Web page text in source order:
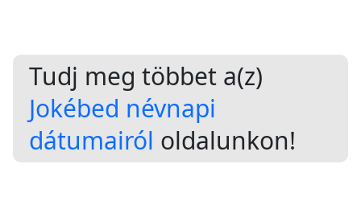
Tudj meg többet a(z)
Jokébed névnapi
dátumairól oldalunkon!